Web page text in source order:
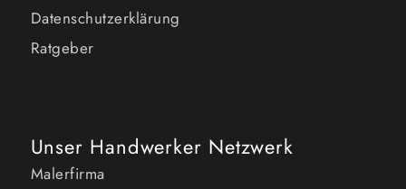
Datenschutzerklärung
Ratgeber
Unser Handwerker Netzwerk
Malerfirma